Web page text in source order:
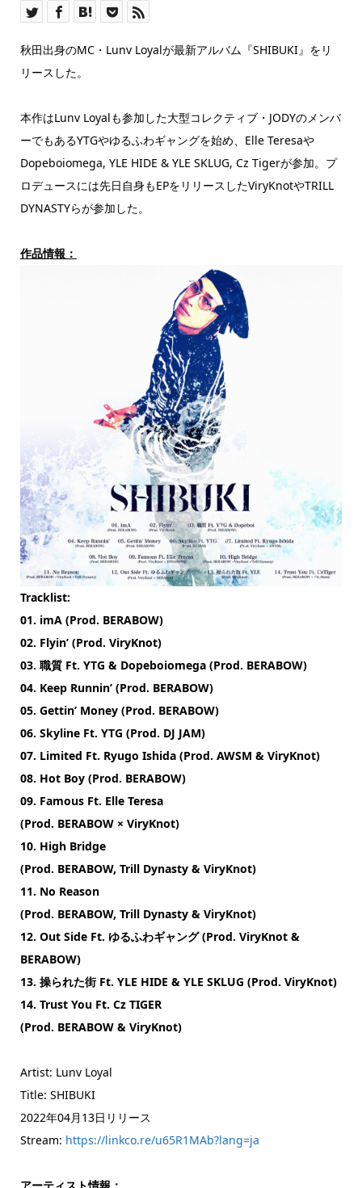
秋田出身のMC・Lunv Loyalが最新アルバム『SHIBUKI』をリ
リースした。
本作はLunv Loyalも参加した大型コレクティブ・JODYのメンバ
ーでもあるYTGやゆるふわギャングを始め、Elle Teresaや
Dopeboiomega, YLE HIDE & YLE SKLUG, Cz Tigerが参加。プ
ロデュースには先日自身もEPをリリースしたViryKnotやTRILL
DYNASTYらが参加した。
作品情報：
Tracklist:
01. imA (Prod. BERABOW)
02. Flyin’ (Prod. ViryKnot)
03. 職質 Ft. YTG & Dopeboiomega (Prod. BERABOW)
04. Keep Runnin’ (Prod. BERABOW)
05. Gettin’ Money (Prod. BERABOW)
06. Skyline Ft. YTG (Prod. DJ JAM)
07. Limited Ft. Ryugo Ishida (Prod. AWSM & ViryKnot)
08. Hot Boy (Prod. BERABOW)
09. Famous Ft. Elle Teresa
(Prod. BERABOW × ViryKnot)
10. High Bridge
(Prod. BERABOW, Trill Dynasty & ViryKnot)
11. No Reason
(Prod. BERABOW, Trill Dynasty & ViryKnot)
12. Out Side Ft. ゆるふわギャング (Prod. ViryKnot &
BERABOW)
13. 操られた街 Ft. YLE HIDE & YLE SKLUG (Prod. ViryKnot)
14. Trust You Ft. Cz TIGER
(Prod. BERABOW & ViryKnot)
Artist: Lunv Loyal
Title: SHIBUKI
2022年04月13日リリース
Stream: https://linkco.re/u65R1MAb?lang=ja